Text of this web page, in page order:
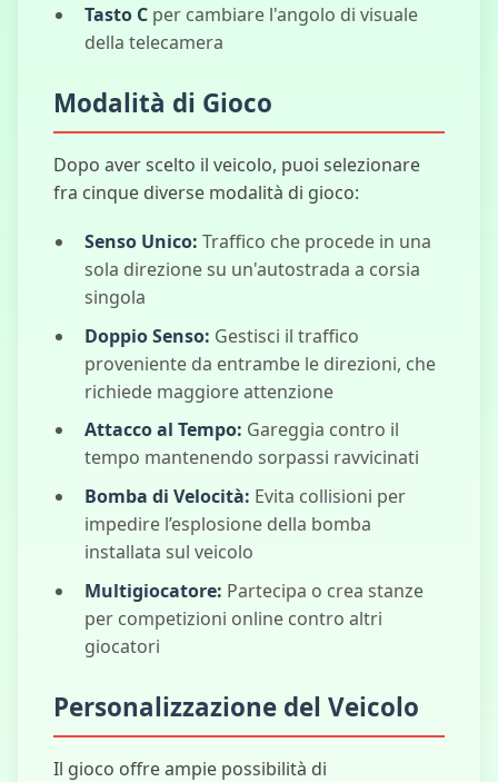
Kart Folli
Torre
Difensiva
Supercar alla
Derapata
Tasto C per cambiare l'angolo di visuale
della telecamera
Modalità di Gioco
Dopo aver scelto il veicolo, puoi selezionare
fra cinque diverse modalità di gioco:
Senso Unico: Traffico che procede in una
sola direzione su un'autostrada a corsia
singola
Doppio Senso: Gestisci il traffico
proveniente da entrambe le direzioni, che
richiede maggiore attenzione
Attacco al Tempo: Gareggia contro il
tempo mantenendo sorpassi ravvicinati
Bomba di Velocità: Evita collisioni per
impedire l’esplosione della bomba
installata sul veicolo
Multigiocatore: Partecipa o crea stanze
per competizioni online contro altri
giocatori
Personalizzazione del Veicolo
Il gioco offre ampie possibilità di